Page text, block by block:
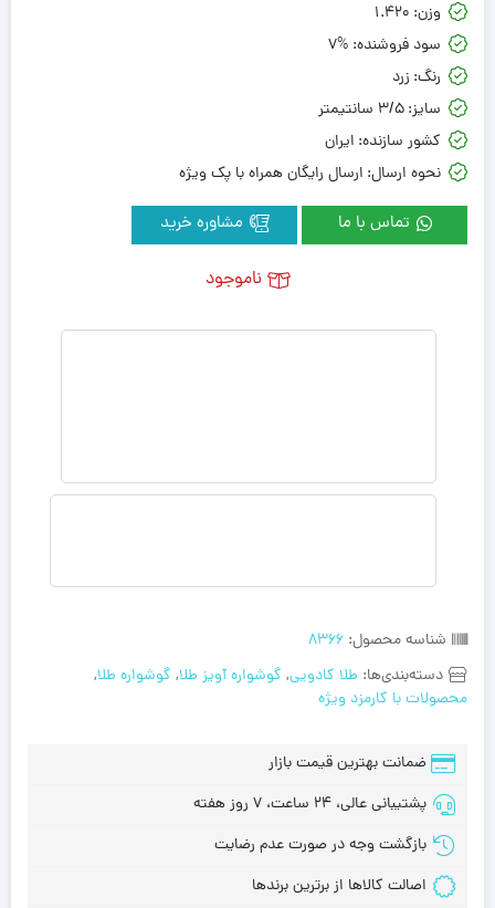
شناسه محصول: 8366
دسته‌بندی‌ها: طلا کادویی, گوشواره آویز طلا, گوشواره طلا,
محصولات با کارمزد ویژه
وزن: 1.420
سود فروشنده: 7%
رنگ: زرد
سایز:3/5 سانتیمتر
کشور سازنده: ایران
نحوه ارسال: ارسال رایگان همراه با پک ویژه
تماس با ما
ضمانت بهترین قیمت بازار
پشتیبانی عالی، 24 ساعت، 7 روز هفته
بازگشت وجه در صورت عدم رضایت
اصالت کالاها از برترین برندها
ناموجود